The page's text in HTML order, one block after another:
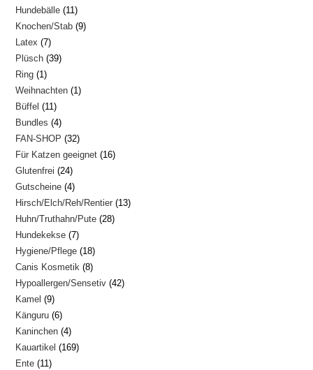
Produkte
Hundebälle 1111
Produkte
Knochen/Stab 99
Latex 77
Produkte
Plüsch 3939
Ring 11
Produkt
Weihnachten 11
Büffel 1111
Produkte
Bundles 44
Produkte
FAN-SHOP 3232
Produkte
Für Katzen geeignet 1616
Glutenfrei 2424
Produkte
Gutscheine 44
Produkte
Hirsch/Elch/Reh/Rentier 1313
Huhn/Truthahn/Pute 2828
Hundekekse 77
Produkte
Hygiene/Pflege 1818
Produkte
Canis Kosmetik 88
Produkte
Hypoallergen/Sensetiv 4242
Kamel 99
Produkte
Känguru 66
Produkte
Kaninchen 44
Produkte
Kauartikel 169169
Ente 1111